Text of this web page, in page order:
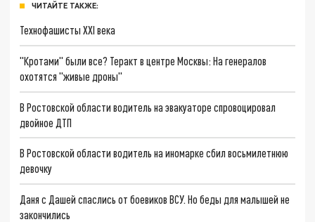
ЧИТАЙТЕ ТАКЖЕ:
Технофашисты XXI века
"Кротами" были все? Теракт в центре Москвы: На генералов
охотятся "живые дроны"
В Ростовской области водитель на эвакуаторе спровоцировал
двойное ДТП
В Ростовской области водитель на иномарке сбил восьмилетнюю
девочку
Даня с Дашей спаслись от боевиков ВСУ. Но беды для малышей не
закончились